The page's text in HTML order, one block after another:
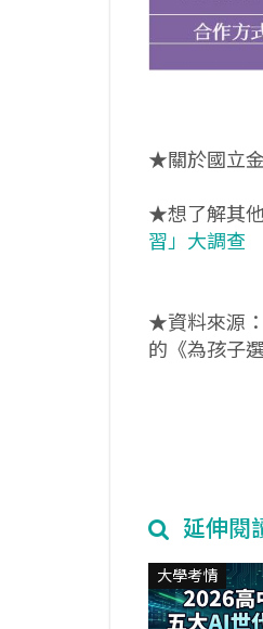
★關於國立
★想了解其
習」大調查
★資料來源：
的《為孩子
延伸閱
大學考情